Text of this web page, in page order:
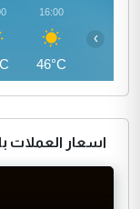
16:00
46°C
›
اسعار العملات